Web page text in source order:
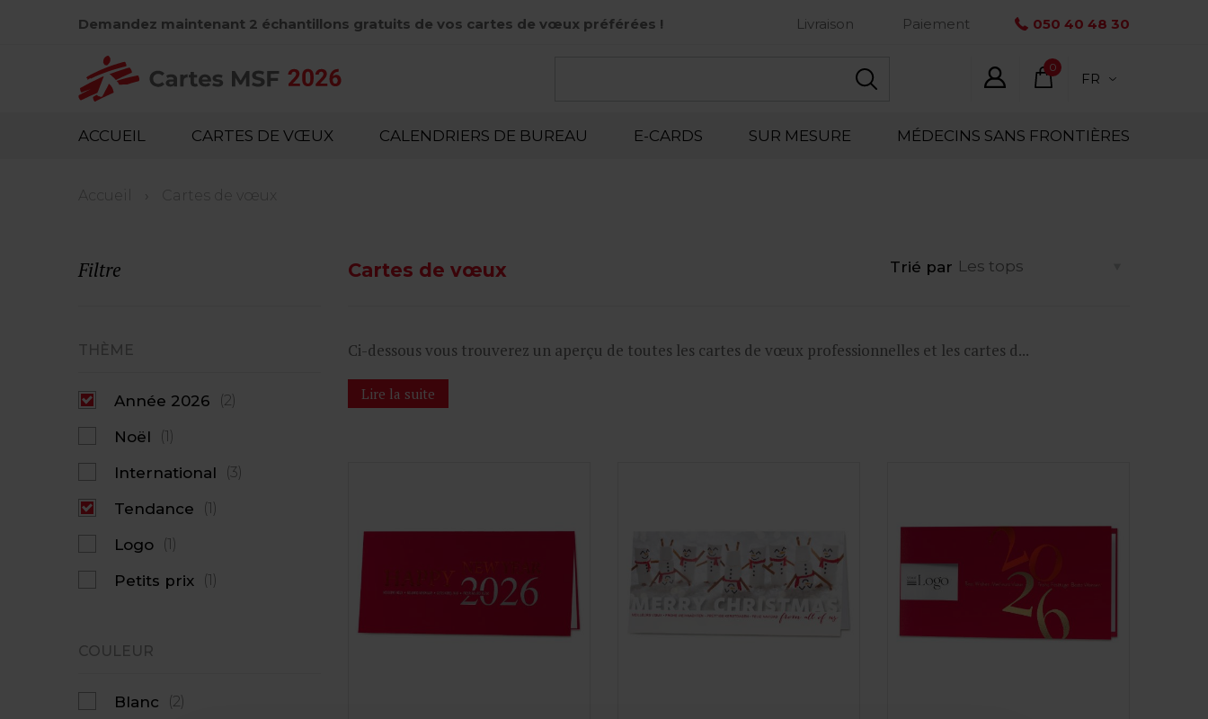
Demandez maintenant 2 échantillons gratuits de vos cartes de vœux préférées ! 050 40 48 30
Livraison Paiement
0
élémentFR
Hoofdnavigatie
ACCUEIL CARTES DE VŒUX CALENDRIERS DE BUREAU E-CARDS SUR MESURE MÉDECINS SANS FRONTIÈRES
Fil
Accueil Cartes de vœux
Filtre
THÈME
Année 2026 (2)
Noël (1)
International (3)
Tendance (1)
Logo (1)
Petits prix (1)
COULEUR
Blanc (2)
Cartes de vœux Trié par
Ci-dessous vous trouverez un aperçu de toutes les cartes de vœux professionnelles et les cartes d...
Lire la suite